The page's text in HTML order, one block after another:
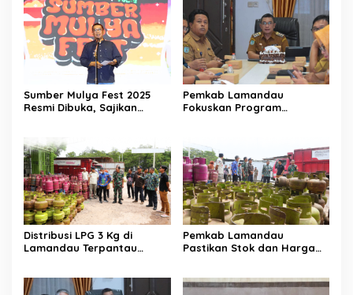
Sumber Mulya Fest 2025
Resmi Dibuka, Sajikan
Pemkab Lamandau
Fokuskan Program
Distribusi LPG 3 Kg di
Lamandau Terpantau
Pemkab Lamandau
Pastikan Stok dan Harga